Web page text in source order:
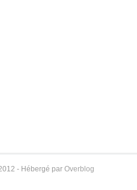
- Hébergé par Overblog